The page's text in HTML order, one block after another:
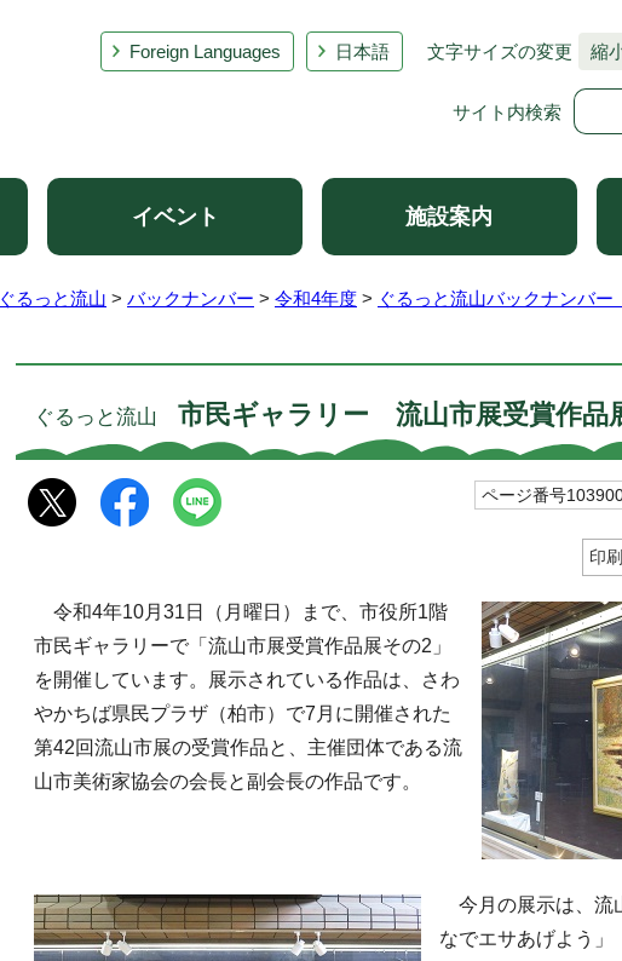
Foreign Languages 日本語 文字サイズの変更 縮
サイト内検索
イベント 施設案内
ぐるっと流山 > バックナンバー > 令和4年度 > ぐるっと流山バックナンバ
ぐるっと流山 市民ギャラリー 流山市展受賞作品
ページ番号
印刷
令和4年10月31日（月曜日）まで、市役所1階
市民ギャラリーで「流山市展受賞作品展その2」
を開催しています。展示されている作品は、さわ
やかちば県民プラザ（柏市）で7月に開催された
第42回流山市展の受賞作品と、主催団体である流
山市美術家協会の会長と副会長の作品です。
今月の展示は、流
なでエサあげよう」